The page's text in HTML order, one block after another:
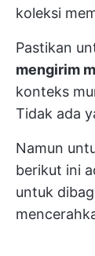
koleksi
Pastikan
mengirim
konteks
Tidak ada
Namun
berikut ini
untuk